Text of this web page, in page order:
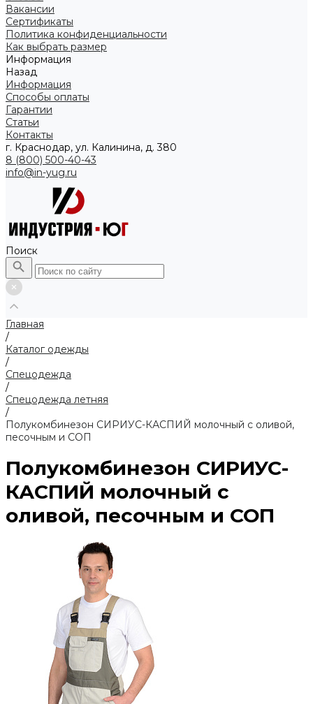
Вакансии
Сертификаты
Политика конфиденциальности
Как выбрать размер
Информация
Назад
Информация
Способы оплаты
Гарантии
Статьи
Контакты
г. Краснодар, ул. Калинина, д. 380
8 (800) 500-40-43
info@in-yug.ru
Поиск
Главная
/
Каталог одежды
/
Спецодежда
/
Спецодежда летняя
/
Полукомбинезон СИРИУС-КАСПИЙ молочный с оливой,
песочным и СОП
Полукомбинезон СИРИУС-
КАСПИЙ молочный с
оливой, песочным и СОП